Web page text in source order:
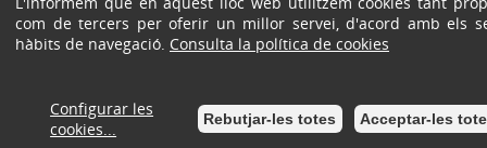
Seu
com de tercers per oferir un millor servei, d'acord amb els
hàbits de navegació. Consulta la política de cookies
Configurar les
cookies...
Rebutjar-les totes Acceptar-les